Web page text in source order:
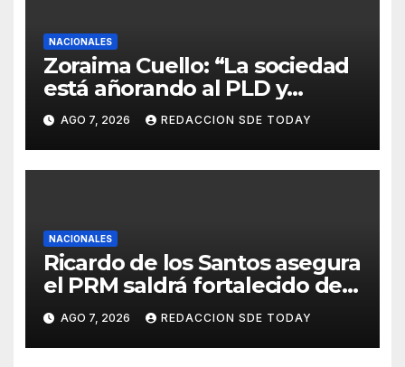
NACIONALES
Zoraima Cuello: “La sociedad
está añorando al PLD y
nuestro deber es comunicar
con la verdad y las
evidencias”
AGO 7, 2026 REDACCION SDE TODAY
NACIONALES
Ricardo de los Santos asegura
el PRM saldrá fortalecido del
proceso interno para escoger
nuevas autoridades
AGO 7, 2026 REDACCION SDE TODAY